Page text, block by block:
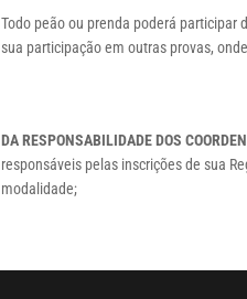
Todo peão ou prenda poderá participar
sua participação em outras provas,
DA RESPONSABILIDADE DOS
responsáveis pelas inscrições de sua
modalidade;